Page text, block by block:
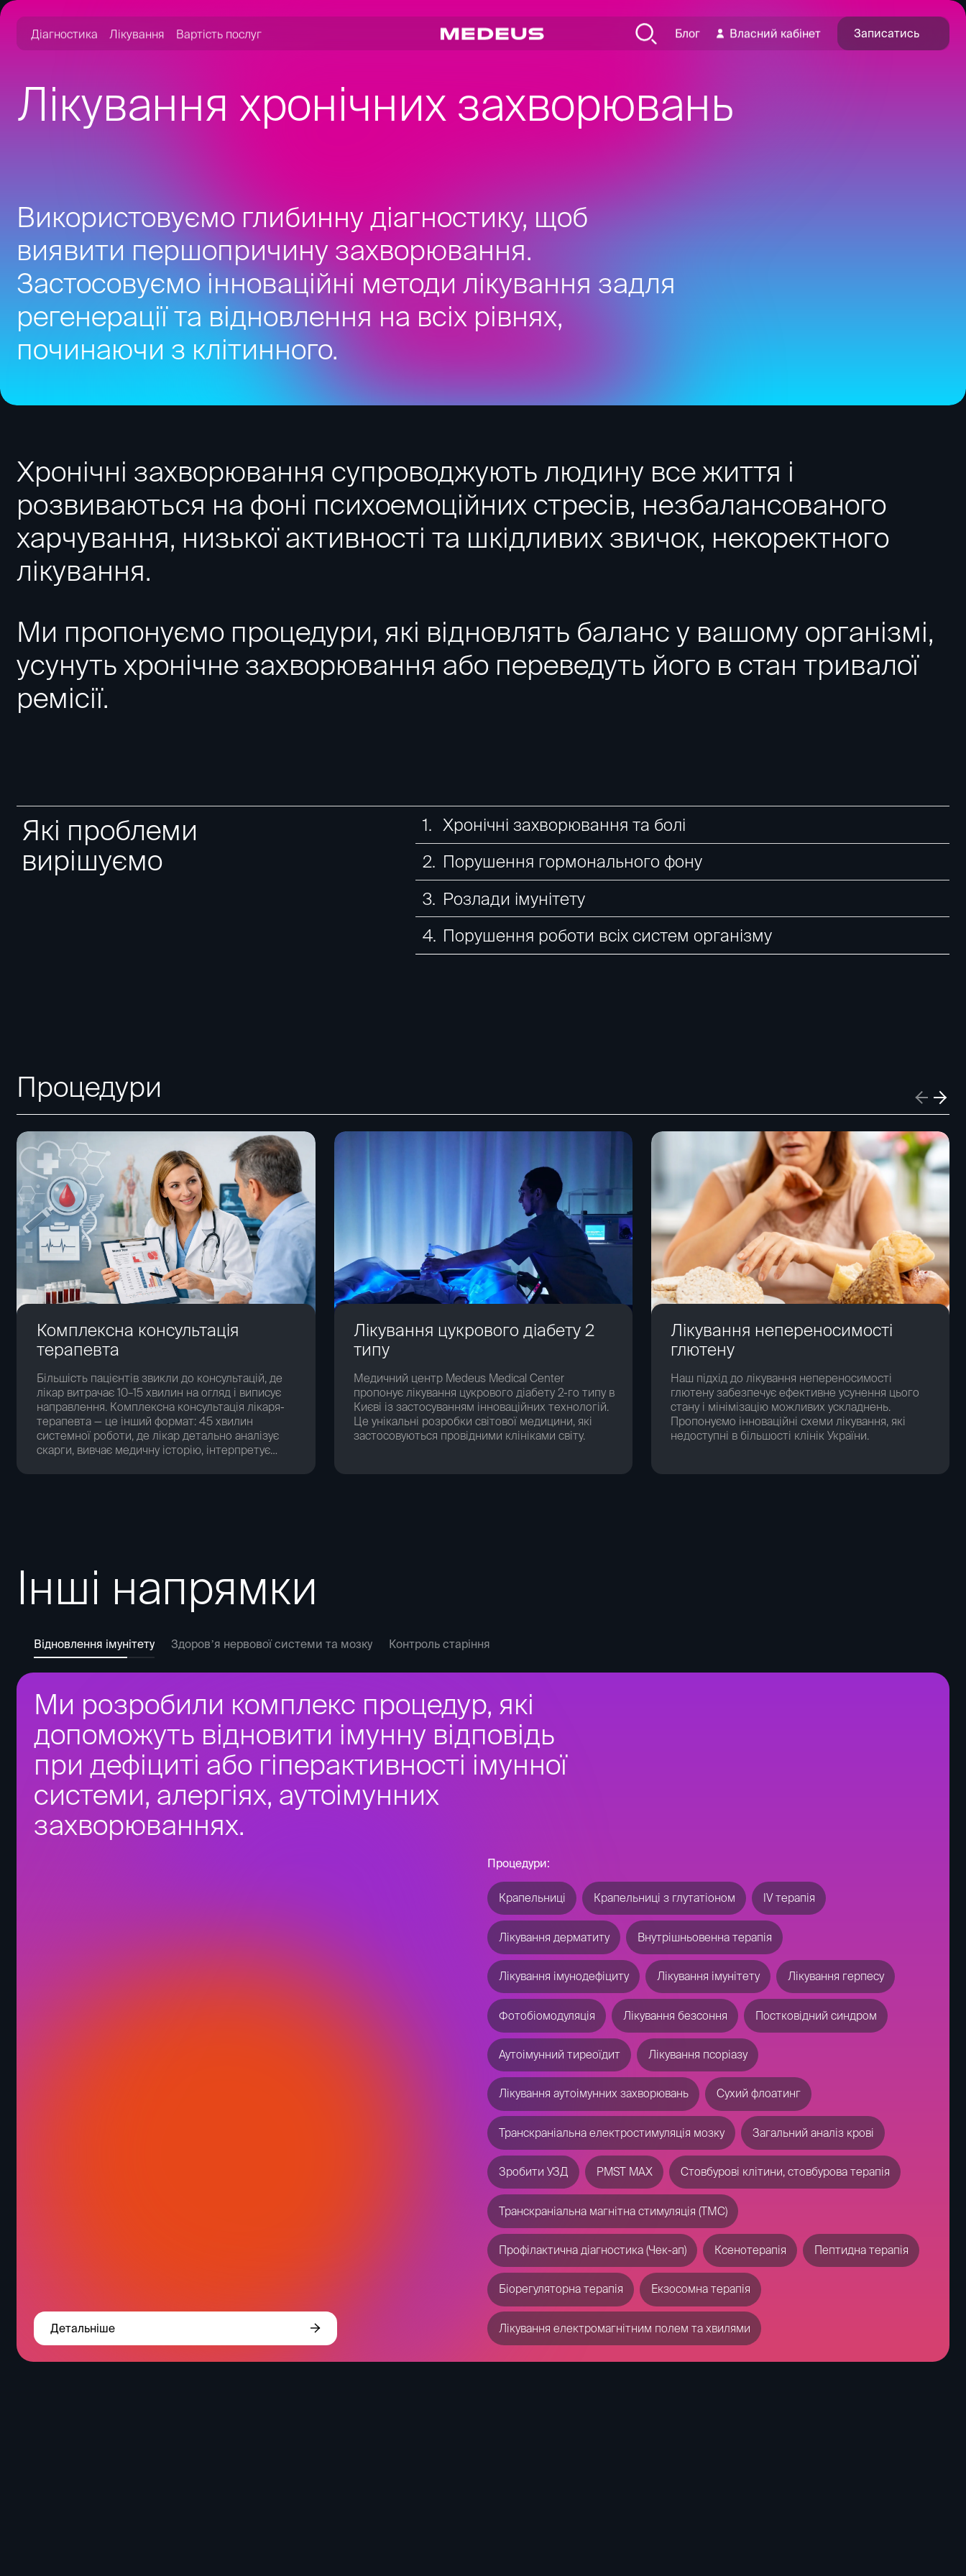
Діагностика Лікування Вартість послуг Блог Власний кабінет Записатись
Лікування хронічних захворювань
Використовуємо глибинну діагностику, щоб
виявити першопричину захворювання.
Застосовуємо інноваційні методи лікування задля
регенерації та відновлення на всіх рівнях,
починаючи з клітинного.
Хронічні захворювання супроводжують людину все життя і
розвиваються на фоні психоемоційних стресів, незбалансованого
харчування, низької активності та шкідливих звичок, некоректного
лікування.
Ми пропонуємо процедури, які відновлять баланс у вашому організмі,
усунуть хронічне захворювання або переведуть його в стан тривалої
ремісії.
Які проблеми
вирішуємо
Хронічні захворювання та болі
Порушення гормонального фону
Розлади імунітету
Порушення роботи всіх систем організму
Процедури
Комплексна консультація
терапевта
Більшість пацієнтів звикли до консультацій, де
лікар витрачає 10–15 хвилин на огляд і виписує
направлення. Комплексна консультація лікаря-
терапевта — це інший формат: 45 хвилин
системної роботи, де лікар детально аналізує
скарги, вивчає медичну історію, інтерпретує
Лікування цукрового діабету 2
типу
Медичний центр Medeus Medical Center
пропонує лікування цукрового діабету 2-го типу в
Києві із застосуванням інноваційних технологій.
Це унікальні розробки світової медицини, які
застосовуються провідними клініками світу.
Лікування непереносимості
глютену
Наш підхід до лікування непереносимості
глютену забезпечує ефективне усунення цього
стану і мінімізацію можливих ускладнень.
Пропонуємо інноваційні схеми лікування, які
недоступні в більшості клінік України.
Інші напрямки
Відновлення імунітету Здоровʼя нервової системи та мозку Контроль старіння
Відновлення нервової системи та
лікування нейродегенеративних
захворювань. Знижуємо тривожність,
підвищуємо когнітивні функції мозку,
покращуємо якість сну та попереджаємо
Процедури:
Консультація невролога з ЕЕГ
Крапельниці з глутатіоном Дослідження геному
Внутрішньовенна терапія Лікування нейродегенеративних захворювань
СДУГ (у дітей)
Лікування постстресового синдрому (ПТСР) Лікування Альцгеймера
Лікування безсоння
Лікування невралгії сідничного нерва
Лікування міжреберної невралгії
Підвищення когнітивних функцій Лікування депресії
Лікування Деменції Лікування панічних атак